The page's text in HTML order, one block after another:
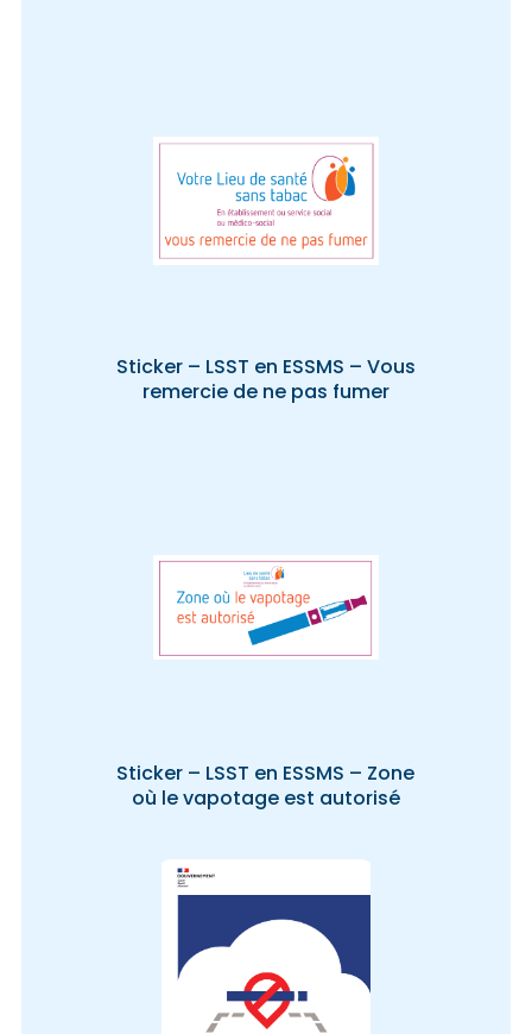
Sticker – LSST en ESSMS – Vous
remercie de ne pas fumer
Sticker – LSST en ESSMS – Zone
où le vapotage est autorisé